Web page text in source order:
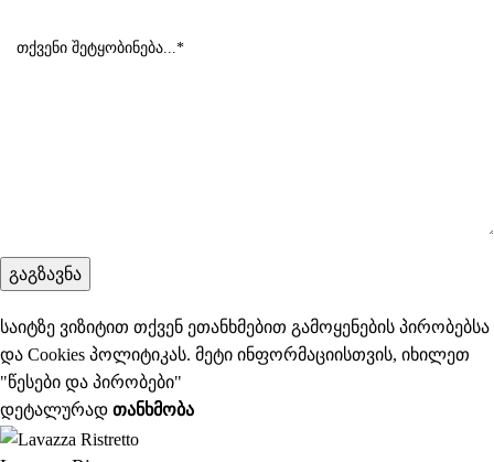
საიტზე ვიზიტით თქვენ ეთანხმებით გამოყენების პირობებსა
და Cookies პოლიტიკას. მეტი ინფორმაციისთვის, იხილეთ
"წესები და პირობები"
დეტალურად ᲗᲐᲜᲮᲛᲝᲑᲐ